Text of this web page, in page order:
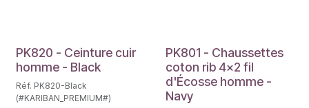
PK820 - Ceinture cuir
homme - Black
Réf. PK820-Black
(#KARIBAN_PREMIUM#)
PK801 - Chaussettes
coton rib 4x2 fil
d'Écosse homme -
Navy